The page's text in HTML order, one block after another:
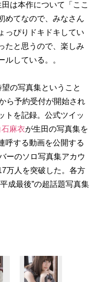
は本作について「ここ
めてなので、みなさん
っぴりドキドキしてい
たと思うので、楽しみ
ルしている。。
の写真集ということ
ら予約受付が開始され
トを記録。公式ツイッ
石麻衣が生田の写真集を
呼する動画を公開する
ーのソロ写真集アカウ
万人を突破した。各方
成最後”の超話題写真集